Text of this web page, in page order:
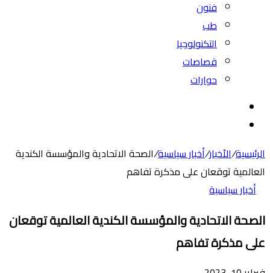
فنون
طب
التكنولوجيا
قصاصات
حوارات
الرئيسية/الأخبار/أخبار سياسية/الصحة الاتحادية والمؤسسة الكندية
العالمية توقعان على مذكرة تفاهم
أخبار سياسية
الصحة الاتحادية والمؤسسة الكندية العالمية توقعان
على مذكرة تفاهم